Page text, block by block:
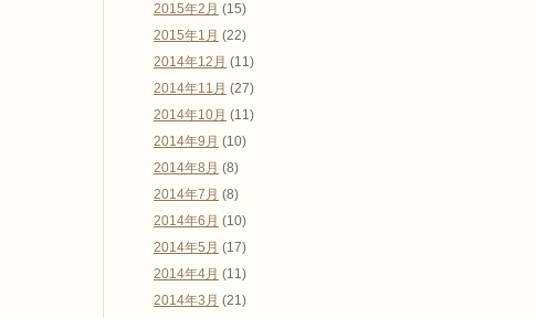
2015年2月 (15)
2015年1月 (22)
2014年12月 (11)
2014年11月 (27)
2014年10月 (11)
2014年9月 (10)
2014年8月 (8)
2014年7月 (8)
2014年6月 (10)
2014年5月 (17)
2014年4月 (11)
2014年3月 (21)